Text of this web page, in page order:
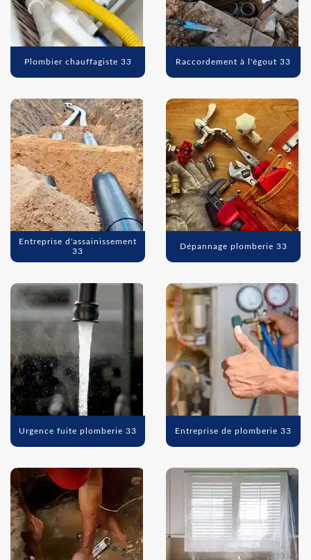
Plombier chauffagiste 33 Raccordement à l'égout 33
Entreprise d'assainissement
33
Dépannage plomberie 33
Urgence fuite plomberie 33 Entreprise de plomberie 33